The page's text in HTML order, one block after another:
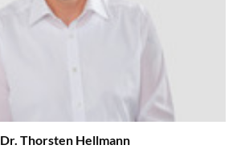
Dr. Thorsten Hellmann